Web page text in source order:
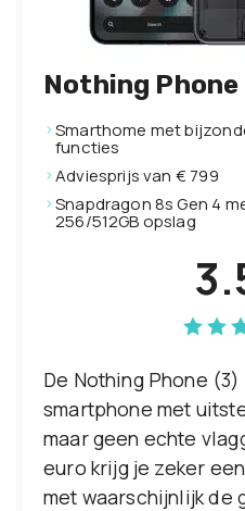
Nothing
Smarthome met
functies
Adviesprijs van € 799
Snapdragon 8s Gen 4
256/512GB opslag
De Nothing Phone
smartphone met
maar geen echte
euro krijg je zeker
met waarschijnlijk de